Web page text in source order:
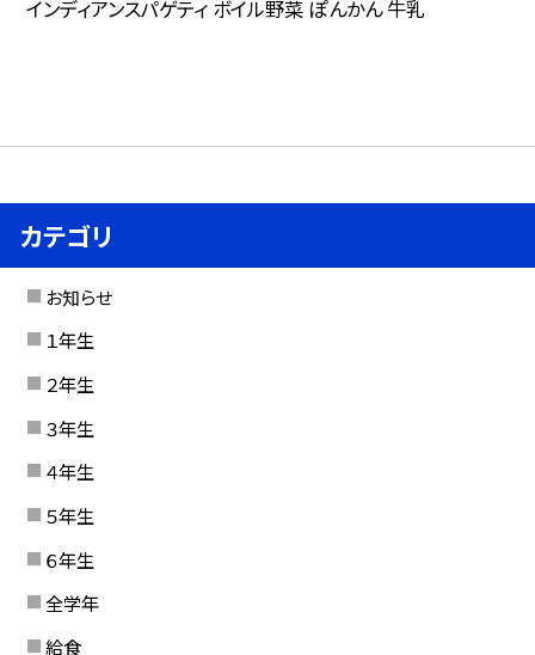
インディアンスパゲティ ボイル野菜 ぽんかん 牛乳
カテゴリ
お知らせ
１年生
２年生
３年生
４年生
５年生
６年生
全学年
給食